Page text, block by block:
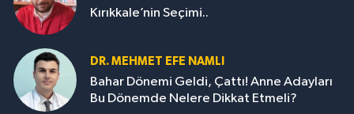
Kırıkkale’nin Seçimi..
DR. MEHMET EFE NAMLI
Bahar Dönemi Geldi, Çattı! Anne Adayları
Bu Dönemde Nelere Dikkat Etmeli?